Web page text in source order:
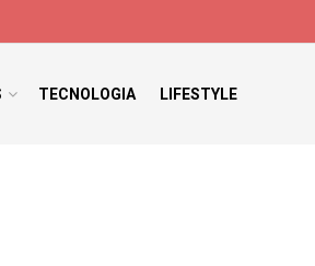
TECNOLOGIA LIFESTYLE